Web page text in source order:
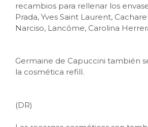
recambios para rellenar los
Prada, Yves Saint Laurent,
Narciso, Lancôme, Carolina
Germaine de Capuccini también
la cosmética refill.
(DR)